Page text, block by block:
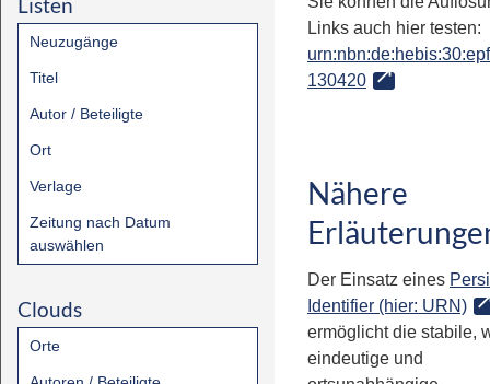
Neuzugänge
Titel
Autor / Beteiligte
Ort
Verlage
Zeitung nach Datum
auswählen
Clouds
Orte
Links auch hier testen:
130420
Nähere
Der Einsatz eines
Identifier (hier: URN)
ermöglicht die stabile,
eindeutige und